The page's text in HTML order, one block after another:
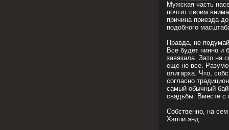
Мужская часть
почтит своим
причина приезда
подобного
Правда, не
Все будет чинно и
завязала. Зато на
еще не все.
олигарха. Что,
согласно
самый обычный
свадьбы. Вместе с
Собственно, на
Хэппи энд.